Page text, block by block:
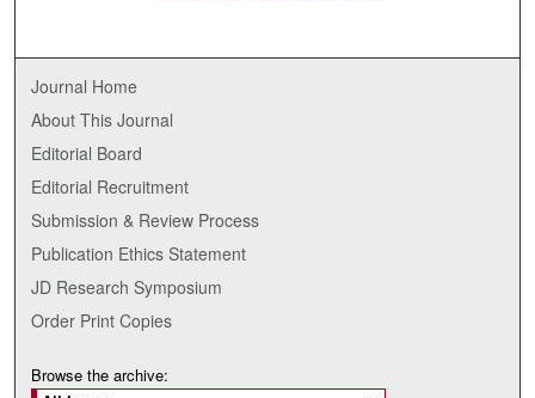
Journal Home
About This Journal
Editorial Board
Editorial Recruitment
Submission & Review Process
Publication Ethics Statement
JD Research Symposium
Order Print Copies
Browse the archive: